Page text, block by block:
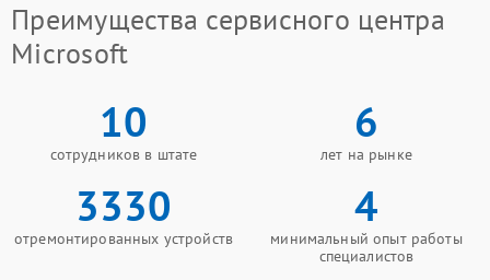
Преимущества сервисного центра
Microsoft
10
сотрудников в штате
6
лет на рынке
3330
отремонтированных устройств
4
минимальный опыт работы
специалистов